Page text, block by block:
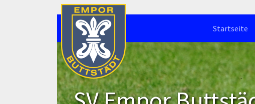
Startseite